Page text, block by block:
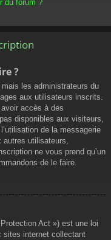
du forum ?
?
mais les administrateurs du
aux utilisateurs inscrits.
accès à des
disponibles aux visiteurs,
de la messagerie
autres utilisateurs,
ne vous prend qu’un
de le faire.
Act ») est une loi
sites internet collectant